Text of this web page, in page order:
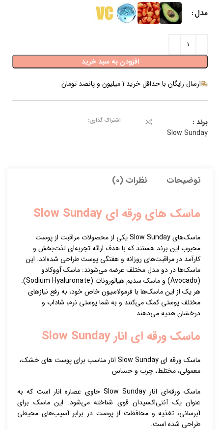
مدل
افزودن به سبد خرید
ارسال رایگان با حداقل خرید 1 میلیون و پانصد تومان
برند :
Slow Sunday
اشتراک گذاری:
توضیحات نظرات (0)
ماسک های ورقه ای Slow Sunday
ماسک‌های Slow Sunday یکی از محصولات مراقبت از پوست
محبوب این برند هستند که با هدف ارائه تجربه‌ای لذت‌بخش و
کارآمد در مراقبت‌های روزانه و هفتگی پوست طراحی شده‌اند. این
ماسک‌ها در دو مدل مختلف عرضه می‌شوند: ماسک آووکادو
(Avocado) و ماسک سدیم هیالورونات (Sodium Hyaluronate).
هر یک از این ماسک‌ها با فرمولاسیون خاص خود، به رفع نیازهای
مختلف پوستی کمک می‌کنند و به شما پوستی نرم، شاداب و
درخشان هدیه می‌دهند.
ماسک ورقه ای انار Slow Sunday
ماسک ورقه ای Slow Sunday انار مناسب برای پوست های خشک،
معمولی، مختلط، چرب و حساس
ماسک ورقه‌ای انار Slow Sunday حاوی عصاره انار است که به
عنوان یک آنتی‌اکسیدان قوی شناخته می‌شود. این ماسک برای
آبرسانی، تغذیه و محافظت از پوست در برابر آسیب‌های محیطی
طراحی شده است.